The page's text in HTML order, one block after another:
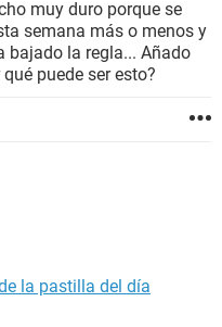
muy duro porque se
semana más o menos y
bajado la regla... Añado
puede ser esto?
la pastilla del día